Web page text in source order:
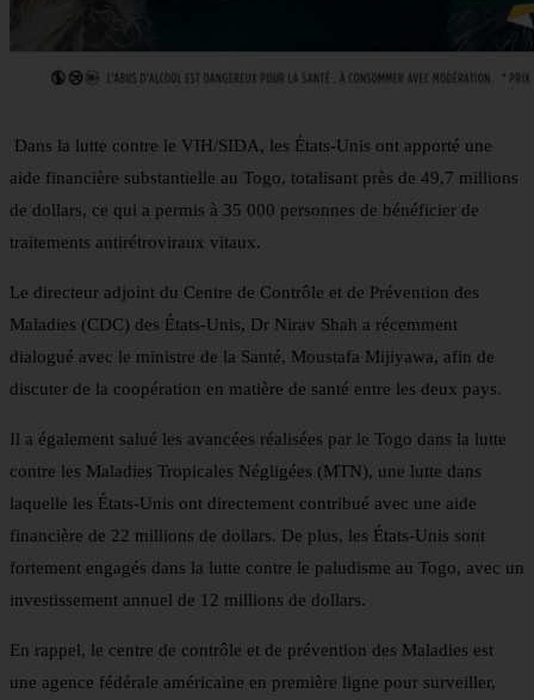
Dans la lutte contre le VIH/SIDA, les États-Unis ont apporté une
aide financière substantielle au Togo, totalisant près de 49,7 millions
de dollars, ce qui a permis à 35 000 personnes de bénéficier de
traitements antirétroviraux vitaux.
Le directeur adjoint du Centre de Contrôle et de Prévention des
Maladies (CDC) des États-Unis, Dr Nirav Shah a récemment
dialogué avec le ministre de la Santé, Moustafa Mijiyawa, afin de
discuter de la coopération en matière de santé entre les deux pays.
Il a également salué les avancées réalisées par le Togo dans la lutte
contre les Maladies Tropicales Négligées (MTN), une lutte dans
laquelle les États-Unis ont directement contribué avec une aide
financière de 22 millions de dollars. De plus, les États-Unis sont
fortement engagés dans la lutte contre le paludisme au Togo, avec un
investissement annuel de 12 millions de dollars.
En rappel, le centre de contrôle et de prévention des Maladies est
une agence fédérale américaine en première ligne pour surveiller,